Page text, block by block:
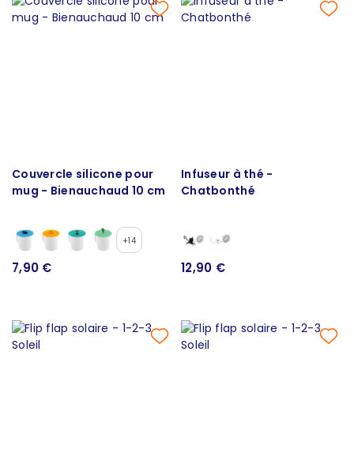
Couvercle silicone pour
mug - Bienauchaud 10 cm
+14
7,90 €
Infuseur à thé -
Chatbonthé
12,90 €